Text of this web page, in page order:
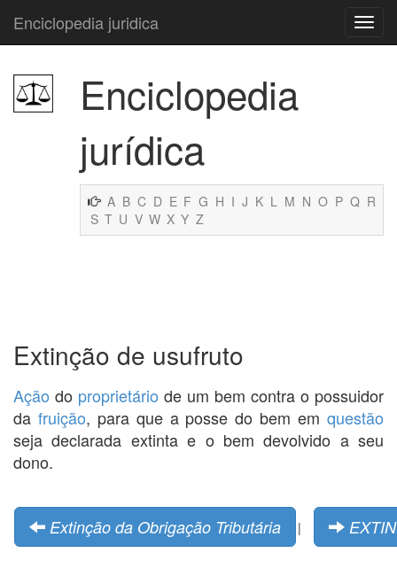
Enciclopedia juridica
Enciclopedia
jurídica
A B C D E F G H I J K L M N O P Q R
S T U V W X Y Z
Extinção de usufruto
Ação do proprietário de um bem contra o possuidor
da fruição, para que a posse do bem emquestão
seja declarada extinta e o bem devolvido a seu
dono.
Extinção da Obrigação Tributária |